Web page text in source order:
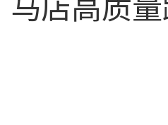
马店高质